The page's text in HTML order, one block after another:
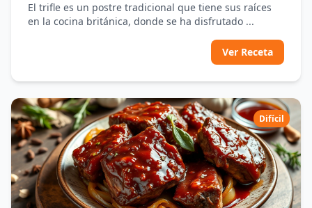
El trifle es un postre tradicional que tiene sus raíces
en la cocina británica, donde se ha disfrutado ...
Ver Receta
Difícil